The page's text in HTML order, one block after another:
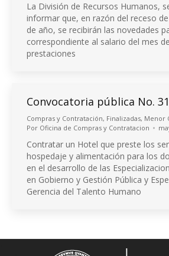
La División de Recursos Humanos,
informar que, en razón del receso
de año, se recibirán las novedades
correspondiente al salario del mes
prestaciones
Convocatoria pública No.
Compras y Contratación, Finalizadas, Menor
Por Oficina de Compras y Contratacion
Contratar un Hotel que preste los
hospedaje y alimentación para los
en el desarrollo de las
en Gobierno y Gestión Pública y
Gerencia del Talento Humano